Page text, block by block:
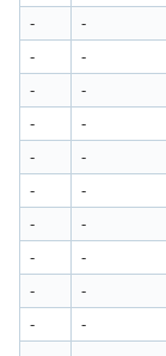
-
-
-
-
-
-
-
-
-
-
-
-
-
-
-
-
-
-
-
-